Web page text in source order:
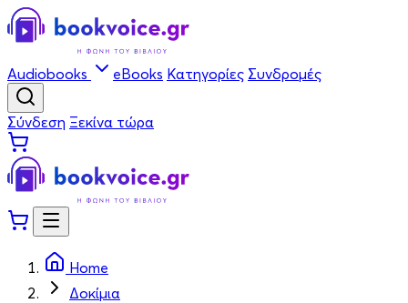
Audiobooks eBooks Κατηγορίες Συνδρομές
Σύνδεση Ξεκίνα τώρα
Home
Δοκίμια